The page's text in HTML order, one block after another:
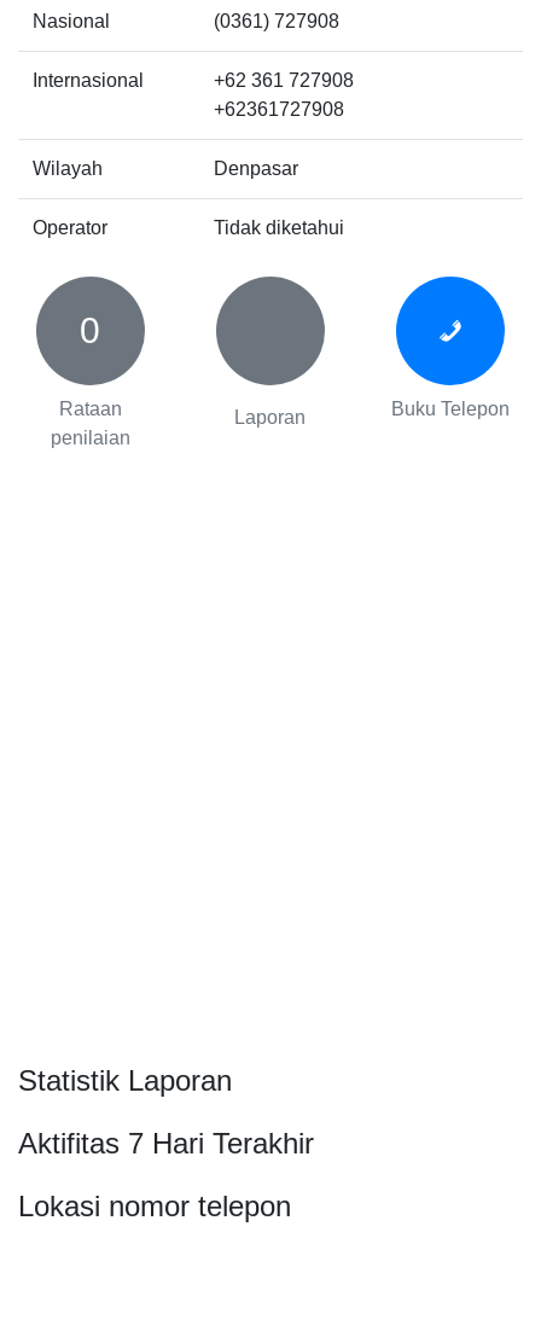
Nasional (0361) 727908
Internasional
+62 361 727908
+62361727908
Wilayah Denpasar
Operator Tidak diketahui
0
Rataan
penilaian
Laporan Buku Telepon
Statistik Laporan
Aktifitas 7 Hari Terakhir
Lokasi nomor telepon